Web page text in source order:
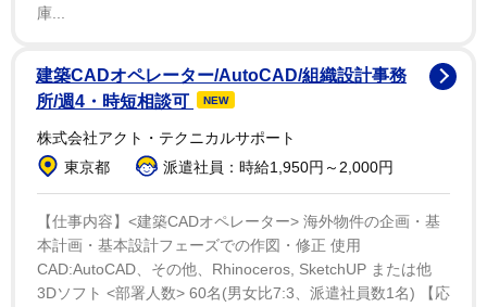
ているから、頑張れるかも。グラビアの後輩に会うこと
うれしい」と、磯山は〝レジェンド〟の風格を漂わせて
いた。
庫...
建築CADオペレーター/AutoCAD/組織設計事務
所/週4・時短相談可
NEW
株式会社アクト・テクニカルサポート
東京都
派遣社員：時給1,950円～2,000円
【仕事内容】<建築CADオペレーター> 海外物件の企画・基
本計画・基本設計フェーズでの作図・修正 使用
CAD:AutoCAD、その他、Rhinoceros, SketchUP または他
3Dソフト <部署人数> 60名(男女比7:3、派遣社員数1名) 【応